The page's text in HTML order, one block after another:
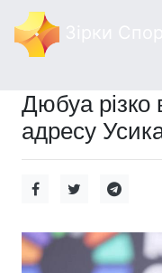
Дюбуа різко
адресу